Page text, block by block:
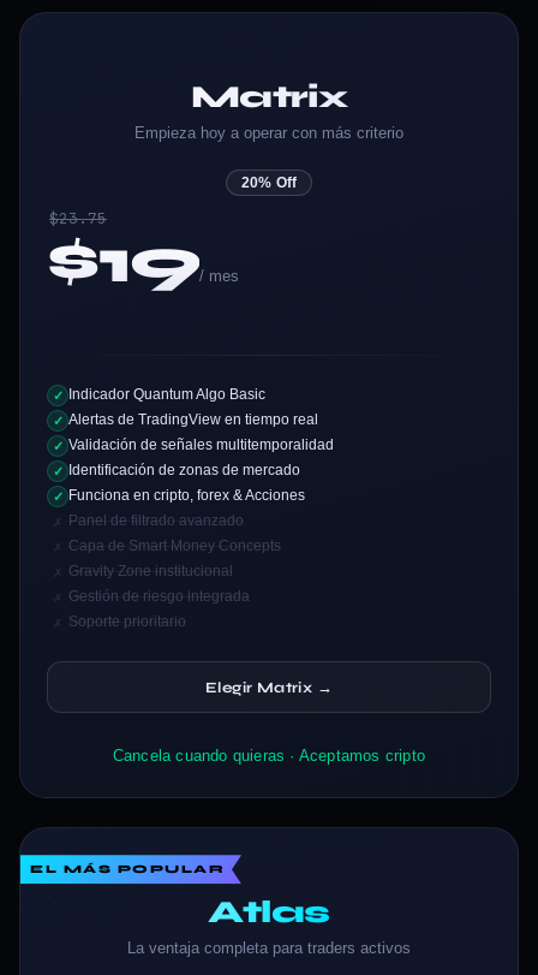
ZONE
Matrix
Empieza hoy a operar con más criterio
20% Off
$23.75
$19/ mes
✓ Indicador Quantum Algo Basic
✓ Alertas de TradingView en tiempo real
✓ Validación de señales multitemporalidad
✓ Identificación de zonas de mercado
✓ Funciona en cripto, forex & Acciones
✗ Panel de filtrado avanzado
✗ Capa de Smart Money Concepts
✗ Gravity Zone institucional
✗ Gestión de riesgo integrada
✗ Soporte prioritario
Elegir Matrix →
Cancela cuando quieras · Aceptamos cripto
EL MÁS POPULAR
Atlas
La ventaja completa para traders activos